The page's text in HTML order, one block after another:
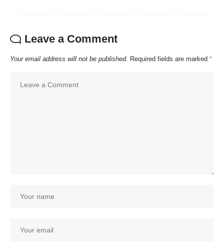
Leave a Comment
Your email address will not be published. Required fields are marked *